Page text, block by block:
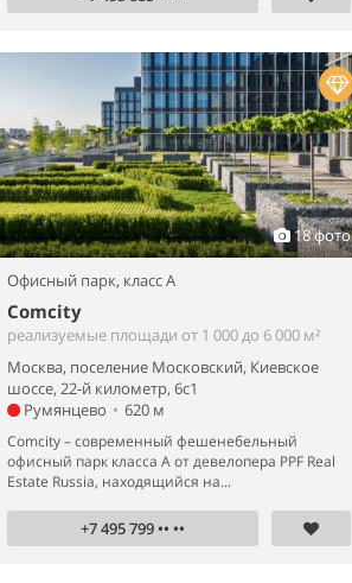
18 фото
Офисный парк, класс A
Comcity
реализуемые площади от 1 000 до 6 000 м²
Москва, поселение Московский, Киевское
шоссе, 22-й километр, 6с1
Румянцево • 620 м
Comcity – современный фешенебельный
офисный парк класса А от девелопера PPF Real
Estate Russia, находящийся на...
+7 495 799 •• ••